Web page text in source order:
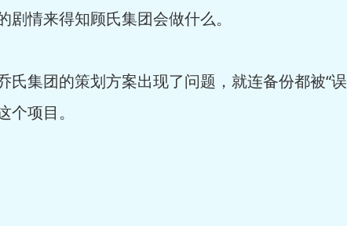
情来得知顾氏集团会做什么。
集团的策划方案出现了问题，就连备份都被“
项目。